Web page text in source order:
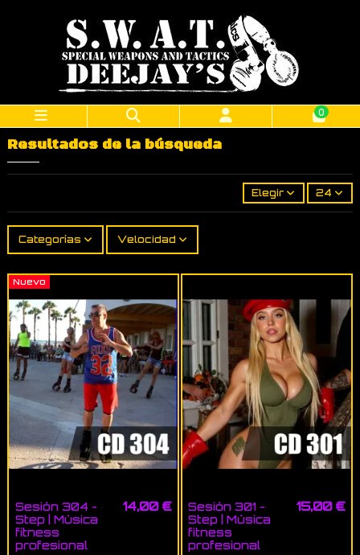
0
Resultados de la búsqueda
Elegir 24
Categorías Velocidad
Nuevo
Sesión 304 -
Step | Música
fitness
profesional
14,00 €
Sesión 301 -
Step | Música
fitness
profesional
15,00 €